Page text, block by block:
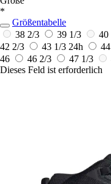
*
Größentabelle
38 2/3
39 1/3 40
42 2/3
43 1/3 24h 44
46
46 2/3 47 1/3
Dieses Feld ist erforderlich